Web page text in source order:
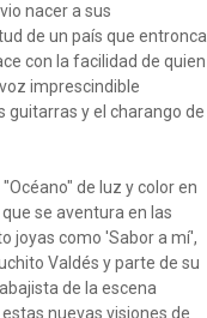
nacer a sus
de un país que entronca
con la facilidad de quien
imprescindible
guitarras y el charango de
"Océano" de luz y color en
se aventura en las
joyas como 'Sabor a mí',
Valdés y parte de su
de la escena
nuevas visiones de